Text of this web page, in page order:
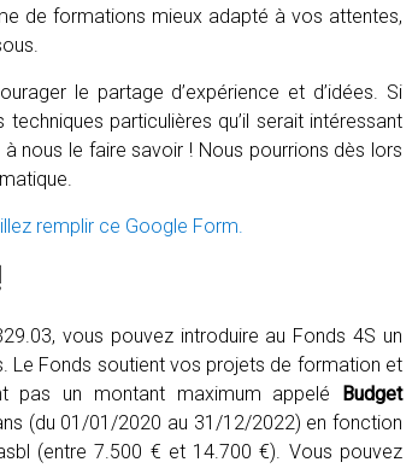
de formations mieux adapté à vos attentes,
le partage d’expérience et d’idées. Si
particulières qu’il serait intéressant
nous le faire savoir ! Nous pourrions dès lors
remplir ce Google Form.
vous pouvez introduire au Fonds 4S un
Le Fonds soutient vos projets de formation et
pas un montant maximum appelé Budget
(du 01/01/2020 au 31/12/2022) en fonction
(entre 7.500 € et 14.700 €). Vous pouvez